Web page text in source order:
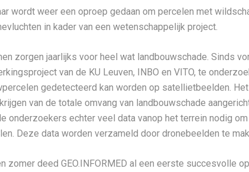
wordt weer een oproep gedaan om percelen met
in kader van een wetenschappelijk project.
zorgen jaarlijks voor heel wat landbouwschade. Sinds
van de KU Leuven, INBO en VITO, te
gedetecteerd kan worden op satellietbeelden.
van de totale omvang van landbouwschade
onderzoekers echter veel data vanop het terrein nodig
Deze data worden verzameld door dronebeelden te
zomer deed GEO.INFORMED al een eerste succesvolle